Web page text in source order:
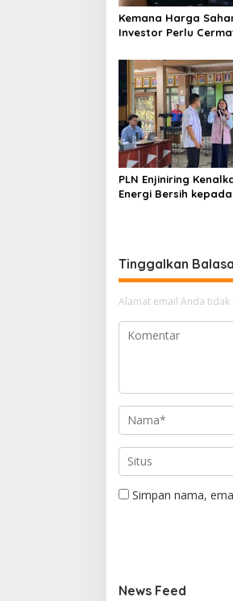
Kemana Harga
Investor Perlu
Spekulasi Berlebihan
PLN Enjiniring
Energi Bersih
Tinggalkan
Alamat email Anda
Simpan nama,
News Feed